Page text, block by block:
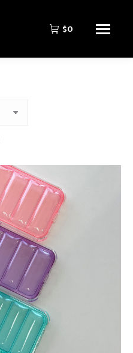
$0